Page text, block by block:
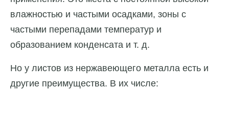
влажностью и частыми осадками, зоны с
частыми перепадами температур и
образованием конденсата и т. д.
Но у листов из нержавеющего металла есть и
другие преимущества. В их числе: